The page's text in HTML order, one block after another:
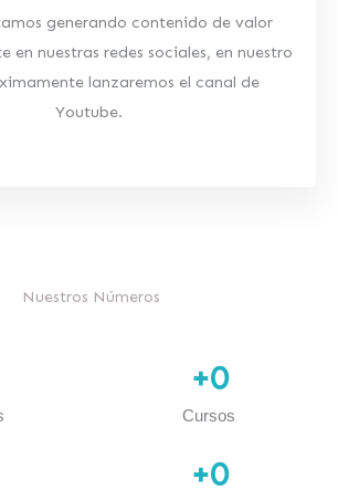
generando contenido de valor
en nuestras redes sociales, en nuestro
lanzaremos el canal de
Youtube.
Nuestros Números
Cursos
+0
+0